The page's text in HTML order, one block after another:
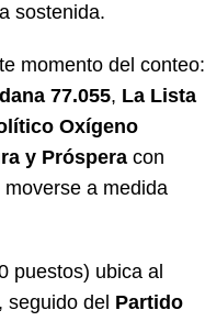
sostenida.
momento del conteo:
77.055, La Lista
Oxígeno
y Próspera con
a medida
puestos) ubica al
, seguido del Partido